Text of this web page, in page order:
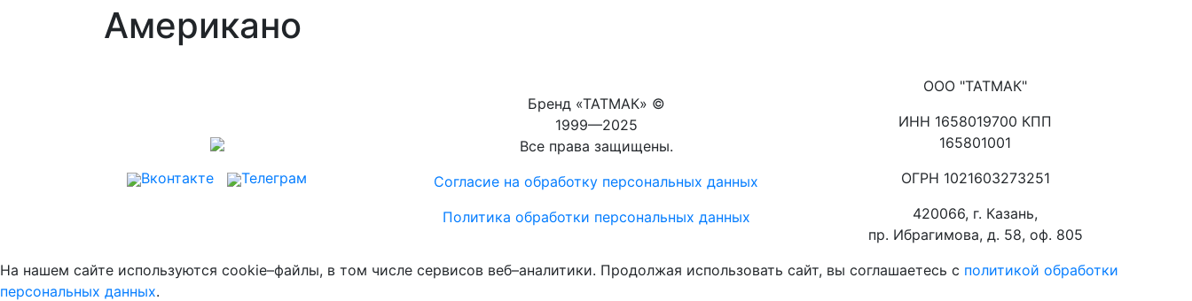
Американо
Вконтакте Телеграм
Бренд «ТАТМАК» ©
1999—2025
Все права защищены.
Согласие на обработку персональных данных
Политика обработки персональных данных
ООО "ТАТМАК"
ИНН 1658019700 КПП
165801001
ОГРН 1021603273251
420066, г. Казань,
пр. Ибрагимова, д. 58, оф. 805
На нашем сайте используются cookie–файлы, в том числе сервисов веб–аналитики. Продолжая использовать сайт, вы соглашаетесь с политикой обработки
персональных данных.